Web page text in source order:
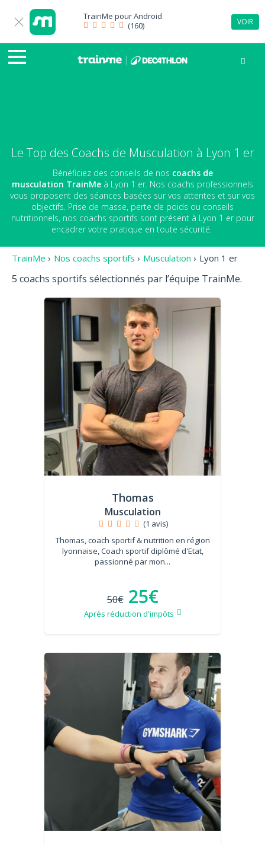
TrainMe pourAndroid
(160)
VOIR
Le Top des Coachs de Musculation à Lyon 1 er
Bénéficiez des conseils de nos coachs de
musculation TrainMe à Lyon 1 er. Nos coachs professionnels
vous proposent des séances basées sur vos attentes et sur vos
objectifs. Prise de masse, perte de poids ou conseils
nutritionnels, nos coachs sportifs sont présent à Lyon 1 er pour
encadrer votre pratique en toute sécurité.
TrainMe › Nos coachs sportifs › Musculation › Lyon 1 er
5 coachs sportifs sélectionnés par l’équipe TrainMe.
Thomas
Musculation
(1 avis)
Thomas, coach sportif & nutrition en région
lyonnaise, Coach sportif diplômé d'Etat,
passionné par mon...
50€ 25€
Après réduction d'impôts